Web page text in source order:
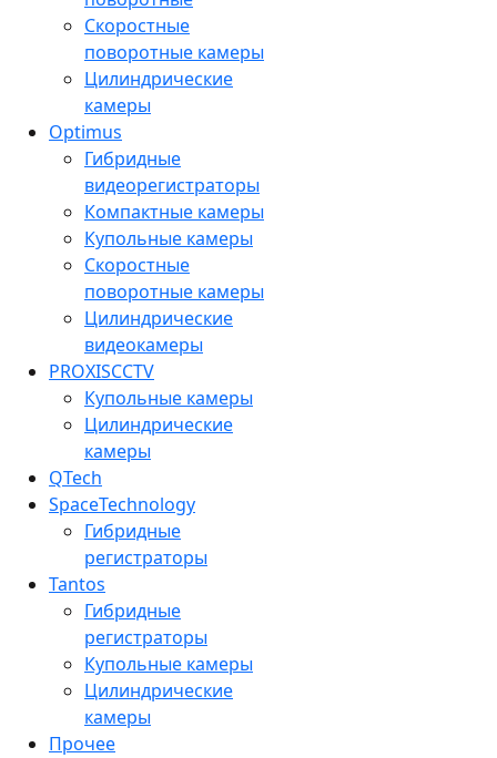
Скоростные
поворотные камеры
Цилиндрические
камеры
Optimus
Гибридные
видеорегистраторы
Компактные камеры
Купольные камеры
Скоростные
поворотные камеры
Цилиндрические
видеокамеры
PROXISCCTV
Купольные камеры
Цилиндрические
камеры
QTech
SpaceTechnology
Гибридные
регистраторы
Tantos
Гибридные
регистраторы
Купольные камеры
Цилиндрические
камеры
Прочее